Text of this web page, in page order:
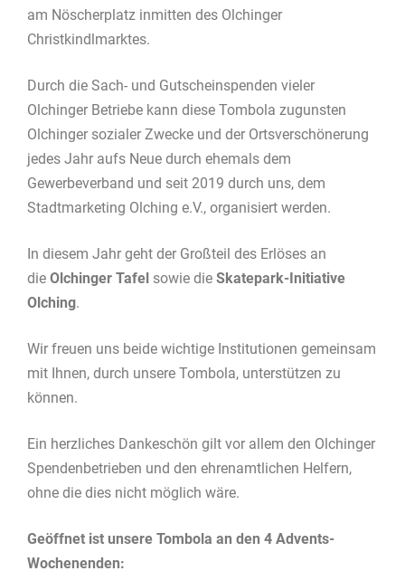
am Nöscherplatz inmitten des Olchinger
Christkindlmarktes.
Durch die Sach- und Gutscheinspenden vieler
Olchinger Betriebe kann diese Tombola zugunsten
Olchinger sozialer Zwecke und der Ortsverschönerung
jedes Jahr aufs Neue durch ehemals dem
Gewerbeverband und seit 2019 durch uns, dem
Stadtmarketing Olching e.V., organisiert werden.
In diesem Jahr geht der Großteil des Erlöses an
die Olchinger Tafel sowie die Skatepark-Initiative
Olching.
Wir freuen uns beide wichtige Institutionen gemeinsam
mit Ihnen, durch unsere Tombola, unterstützen zu
können.
Ein herzliches Dankeschön gilt vor allem den Olchinger
Spendenbetrieben und den ehrenamtlichen Helfern,
ohne die dies nicht möglich wäre.
Geöffnet ist unsere Tombola an den 4 Advents-
Wochenenden: